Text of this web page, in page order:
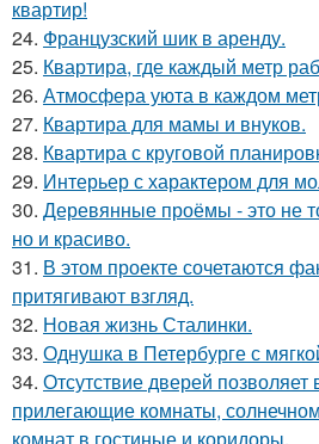
квартир!
24. Французский шик в аренду.
25. Квартира, где каждый метр
26. Атмосфера уюта в каждом
27. Квартира для мамы и внуков.
28. Квартира с круговой
29. Интерьер с характером для
30. Деревянные проёмы - это не
но и красиво.
31. В этом проекте сочетаются
притягивают взгляд.
32. Новая жизнь Сталинки.
33. Однушка в Петербурге с
34. Отсутствие дверей позволяет
прилегающие комнаты,
комнат в гостиные и коридоры.